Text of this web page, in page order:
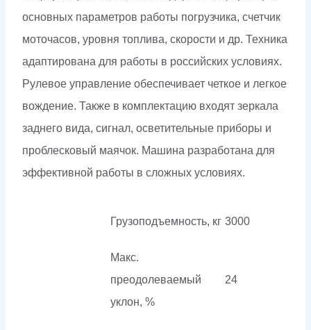
основных параметров работы погрузчика, счетчик
моточасов, уровня топлива, скорости и др. Техника
адаптирована для работы в российских условиях.
Рулевое управление обеспечивает четкое и легкое
вождение. Также в комплектацию входят зеркала
заднего вида, сигнал, осветительные приборы и
проблесковый маячок. Машина разработана для
эффективной работы в сложных условиях.
Грузоподъемность, кг 3000
Макс.
преодолеваемый
уклон, %
24